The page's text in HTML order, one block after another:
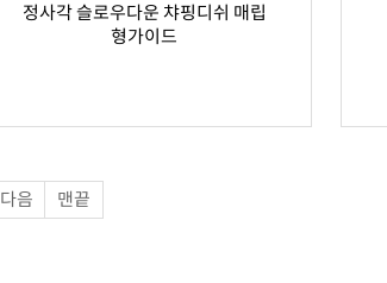
정사각 슬로우다운 챠핑디쉬 매립
형가이드
다음 맨끝